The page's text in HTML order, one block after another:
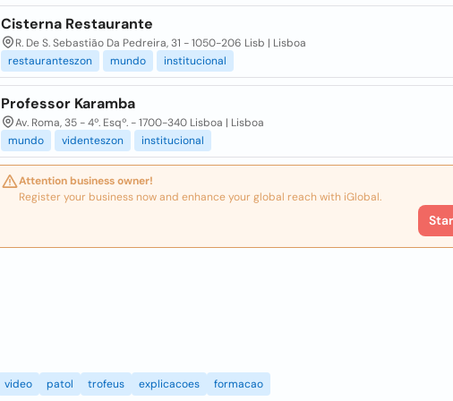
Cisterna Restaurante
R. De S. Sebastião Da Pedreira, 31 - 1050-206 Lisb | Lisboa
restauranteszon
mundo institucional
Professor Karamba
Av. Roma, 35 - 4º. Esqº. - 1700-340 Lisboa | Lisboa
mundo
videnteszon institucional
Attention business owner!
Register your business now and enhance your global reach with iGlobal.
video patol trofeus explicacoes formacao